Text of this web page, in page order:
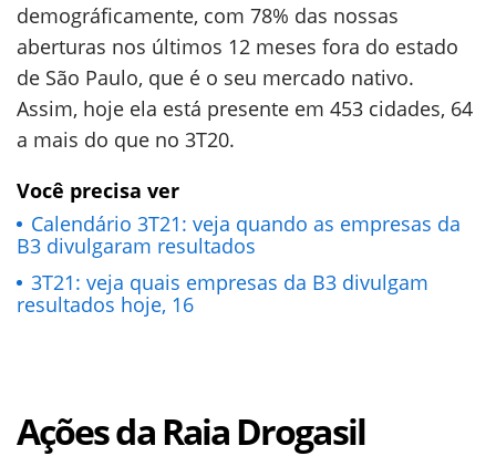
demográficamente, com 78% das nossas
aberturas nos últimos 12 meses fora do estado
de São Paulo, que é o seu mercado nativo.
Assim, hoje ela está presente em 453 cidades, 64
a mais do que no 3T20.
Você precisa ver
Calendário 3T21: veja quando as empresas da
B3 divulgaram resultados
3T21: veja quais empresas da B3 divulgam
resultados hoje, 16
Ações da Raia Drogasil